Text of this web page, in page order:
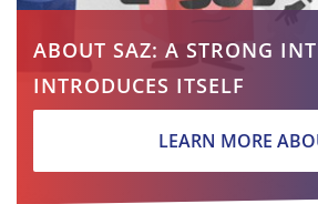
ABOUT SAZ: A STRONG
INTRODUCES ITSELF
LEARN MORE